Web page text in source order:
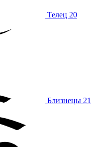
Телец 20
Близнецы 21